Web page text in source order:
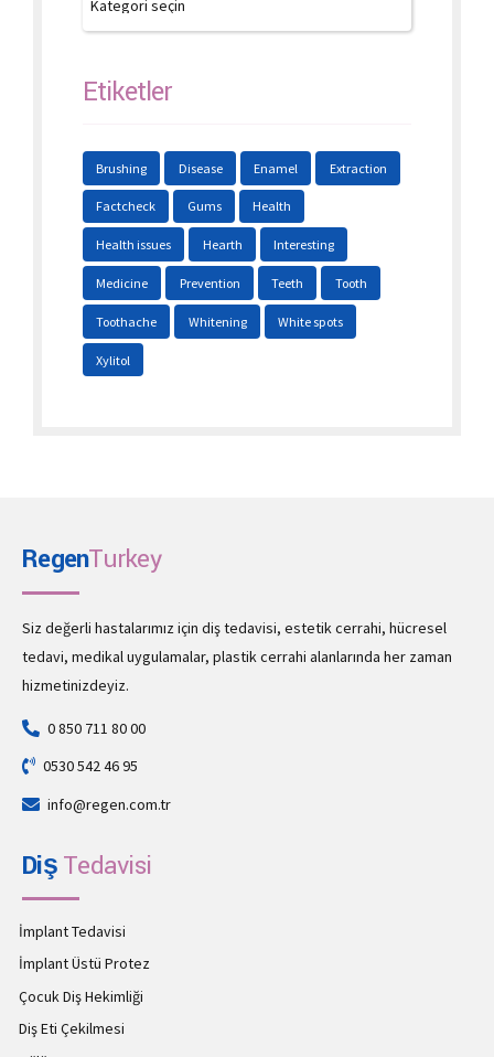
Etiketler
Brushing Disease Enamel Extraction
Factcheck Gums Health
Health issues Hearth Interesting
Medicine Prevention Teeth Tooth
Toothache Whitening White spots
Xylitol
RegenTurkey
Siz değerli hastalarımız için diş tedavisi, estetik cerrahi, hücresel
tedavi, medikal uygulamalar, plastik cerrahi alanlarında her zaman
hizmetinizdeyiz.
0 850 711 80 00
0530 542 46 95
info@regen.com.tr
DişTedavisi
İmplant Tedavisi
İmplant Üstü Protez
Çocuk Diş Hekimliği
Diş Eti Çekilmesi